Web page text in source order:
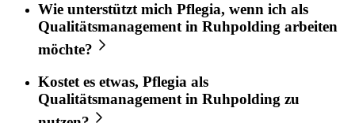
Wie unterstützt mich Pflegia, wenn ich als
Qualitätsmanagementin Ruhpolding arbeiten
möchte?
Kostet es etwas, Pflegia als
Qualitätsmanagement in Ruhpolding zu